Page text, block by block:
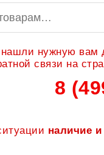
нужную вам
связи на
8
наличие